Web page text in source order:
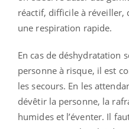
réactif, difficile à réveiller,
une respiration rapide.
En cas de déshydratation
personne à risque, il est
les secours. En les
dévêtir la personne, la
humides et l’éventer. Il